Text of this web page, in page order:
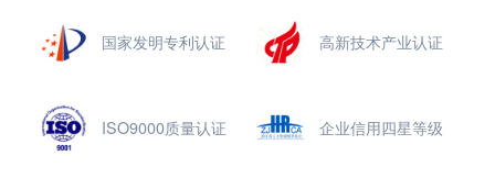
国家发明专利认证 高新技术产业认证
ISO9000质量认证 企业信用四星等级